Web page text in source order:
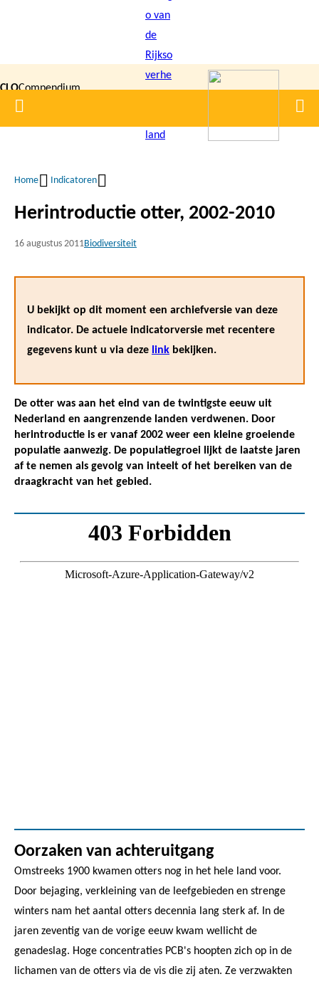
inhoud
gaan
CLOCompendium
voor de
Home
Kruimelpad
Home Indicatoren
Herintroductie otter, 2002-2010
16 augustus 2011Biodiversiteit
U bekijkt op dit moment een archiefversie van deze
indicator. De actuele indicatorversie met recentere
gegevens kunt u via deze link bekijken.
De otter was aan het eind van de twintigste eeuw uit
Nederland en aangrenzende landen verdwenen. Door
herintroductie is er vanaf 2002 weer een kleine groeiende
populatie aanwezig. De populatiegroei lijkt de laatste jaren
af te nemen als gevolg van inteelt of het bereiken van de
draagkracht van het gebied.
Oorzaken van achteruitgang
Omstreeks 1900 kwamen otters nog in het hele land voor.
Door bejaging, verkleining van de leefgebieden en strenge
winters nam het aantal otters decennia lang sterk af. In de
jaren zeventig van de vorige eeuw kwam wellicht de
genadeslag. Hoge concentraties PCB's hoopten zich op in de
lichamen van de otters via de vis die zij aten. Ze verzwakten